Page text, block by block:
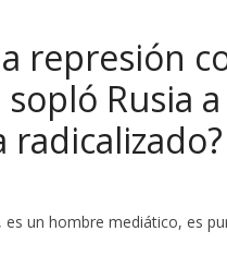
represión
Rusia
radicalizado?
un hombre mediático, es